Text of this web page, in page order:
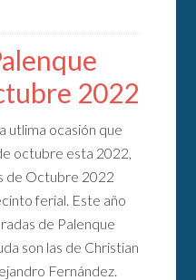
2022
utlima ocasión que
octubre esta 2022,
de Octubre 2022
ferial. Este año
de Palenque
son las de Christian
Fernández.